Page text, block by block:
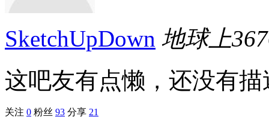
SketchUpDown 地球上
这吧友有点懒，还没有描
关注 0 粉丝 93 分享 21